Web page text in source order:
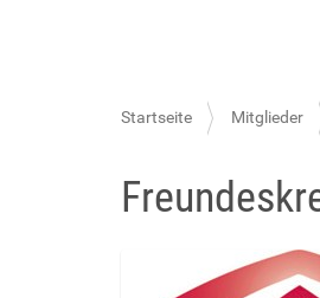
S
e
Startseite Mitglieder